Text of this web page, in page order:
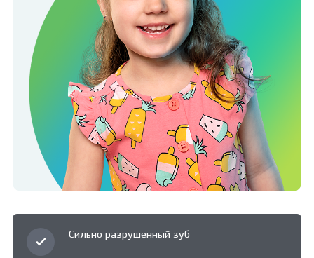
Сильно разрушенный зуб